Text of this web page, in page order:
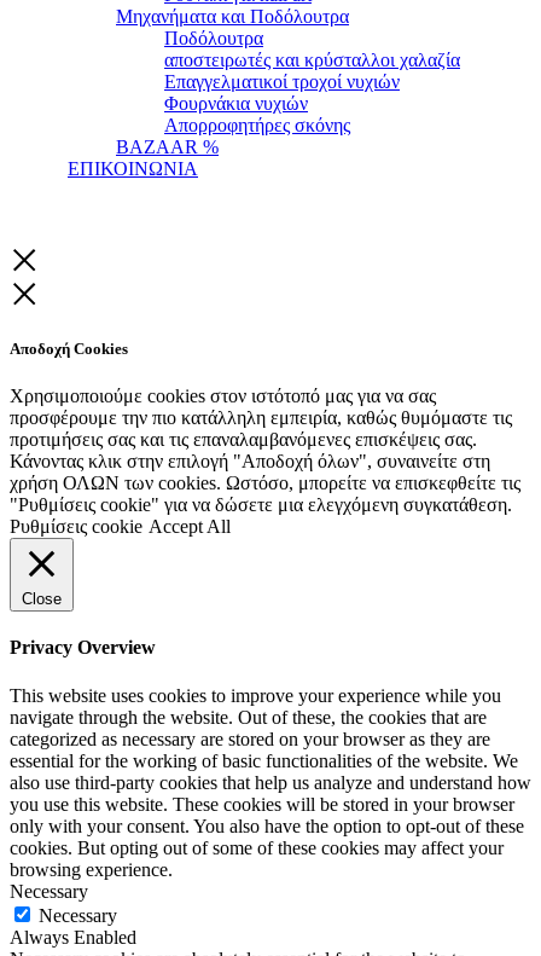
Μηχανήματα και Ποδόλουτρα
Ποδόλουτρα
αποστειρωτές και κρύσταλλοι χαλαζία
Επαγγελματικοί τροχοί νυχιών
Φουρνάκια νυχιών
Απορροφητήρες σκόνης
BAZAAR %
ΕΠΙΚΟΙΝΩΝΙΑ
Αποδοχή Cookies
Χρησιμοποιούμε cookies στον ιστότοπό μας για να σας
προσφέρουμε την πιο κατάλληλη εμπειρία, καθώς θυμόμαστε τις
προτιμήσεις σας και τις επαναλαμβανόμενες επισκέψεις σας.
Κάνοντας κλικ στην επιλογή "Αποδοχή όλων", συναινείτε στη
χρήση ΟΛΩΝ των cookies. Ωστόσο, μπορείτε να επισκεφθείτε τις
"Ρυθμίσεις cookie" για να δώσετε μια ελεγχόμενη συγκατάθεση.
Ρυθμίσεις cookie Accept All
Close
Privacy Overview
This website uses cookies to improve your experience while you
navigate through the website. Out of these, the cookies that are
categorized as necessary are stored on your browser as they are
essential for the working of basic functionalities of the website. We
also use third-party cookies that help us analyze and understand how
you use this website. These cookies will be stored in your browser
only with your consent. You also have the option to opt-out of these
cookies. But opting out of some of these cookies may affect your
browsing experience.
Necessary
Necessary
Always Enabled